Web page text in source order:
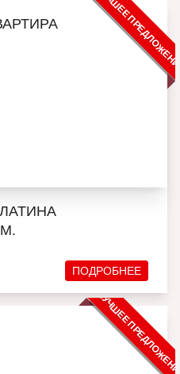
ЛУЧШЕЕ
ПОДРОБНЕЕ
ЛУЧШЕЕ